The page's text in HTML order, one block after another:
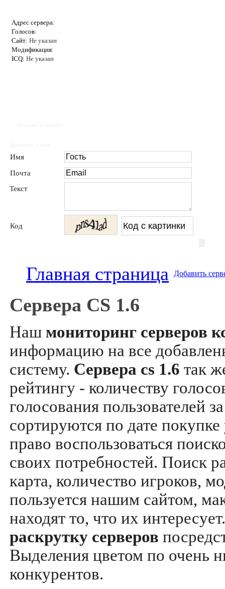
Адрес сервера:
Голосов:
Сайт: Не указан
Модификация:
ICQ: Не указан
Имя
Почта
Текст
Код
Главная страница Добавить
Сервера CS 1.6
Наш мониторинг серверов
информацию на все
систему. Сервера cs 1.6 так
рейтингу - количеству
голосования пользователей
сортируются по дате
право воспользоваться
своих потребностей. Поиск
карта, количество игроков,
пользуется нашим сайтом,
находят то, что их
раскрутку серверов
Выделения цветом по очень
конкурентов.